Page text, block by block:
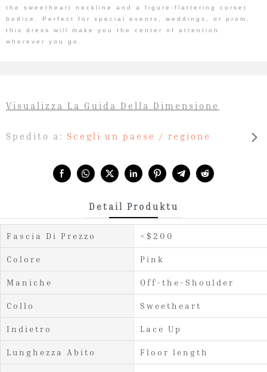
the sweetheart neckline and a figure-flattering corset
bodice. Perfect for special events, weddings, or prom,
this dress will make you the center of attention
wherever you go.
Spedito a: Scegli un paese / regione
Visualizza La Guida Della Dimensione
Detail Produktu
Fascia Di Prezzo <$200
Colore Pink
Maniche Off-the-Shoulder
Collo Sweetheart
Indietro Lace Up
Lunghezza Abito Floor length